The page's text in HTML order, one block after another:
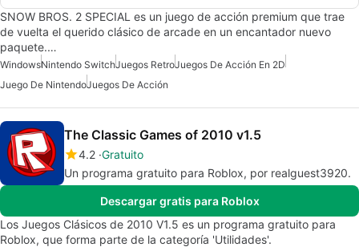
SNOW BROS. 2 SPECIAL es un juego de acción premium que trae
de vuelta el querido clásico de arcade en un encantador nuevo
paquete.…
WindowsNintendo SwitchJuegos RetroJuegos De Acción En 2D
Juego De NintendoJuegos De Acción
The Classic Games of 2010 v1.5
4.2 Gratuito
Un programa gratuito para Roblox, por realguest3920.
Descargar gratis para Roblox
Los Juegos Clásicos de 2010 V1.5 es un programa gratuito para
Roblox, que forma parte de la categoría 'Utilidades'.